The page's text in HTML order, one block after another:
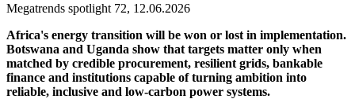
Megatrends spotlight 72, 12.06.2026
Africa's energy transition will be won or lost in implementation.
Botswana and Uganda show that targets matter only when
matched by credible procurement, resilient grids, bankable
finance and institutions capable of turning ambition into
reliable, inclusive and low-carbon power systems.